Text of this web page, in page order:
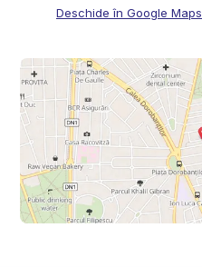
Deschide în Google Maps